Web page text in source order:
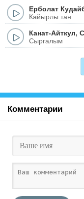
Ерболат
Кайырлы тан
Канат-Айткул,
Сыргалым
Комментарии